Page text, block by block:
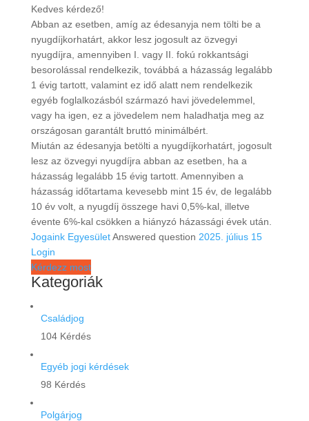
Kedves kérdező!
Abban az esetben, amíg az édesanyja nem tölti be a
nyugdíjkorhatárt, akkor lesz jogosult az özvegyi
nyugdíjra, amennyiben I. vagy II. fokú rokkantsági
besorolással rendelkezik, továbbá a házasság legalább
1 évig tartott, valamint ez idő alatt nem rendelkezik
egyéb foglalkozásból származó havi jövedelemmel,
vagy ha igen, ez a jövedelem nem haladhatja meg az
országosan garantált bruttó minimálbért.
Miután az édesanyja betölti a nyugdíjkorhatárt, jogosult
lesz az özvegyi nyugdíjra abban az esetben, ha a
házasság legalább 15 évig tartott. Amennyiben a
házasság időtartama kevesebb mint 15 év, de legalább
10 év volt, a nyugdíj összege havi 0,5%-kal, illetve
évente 6%-kal csökken a hiányzó házassági évek után.
Jogaink EgyesületAnswered question 2025. július 15
Login
Kérdezz most
Kategoriák
Családjog
104 Kérdés
Egyéb jogi kérdések
98 Kérdés
Polgárjog